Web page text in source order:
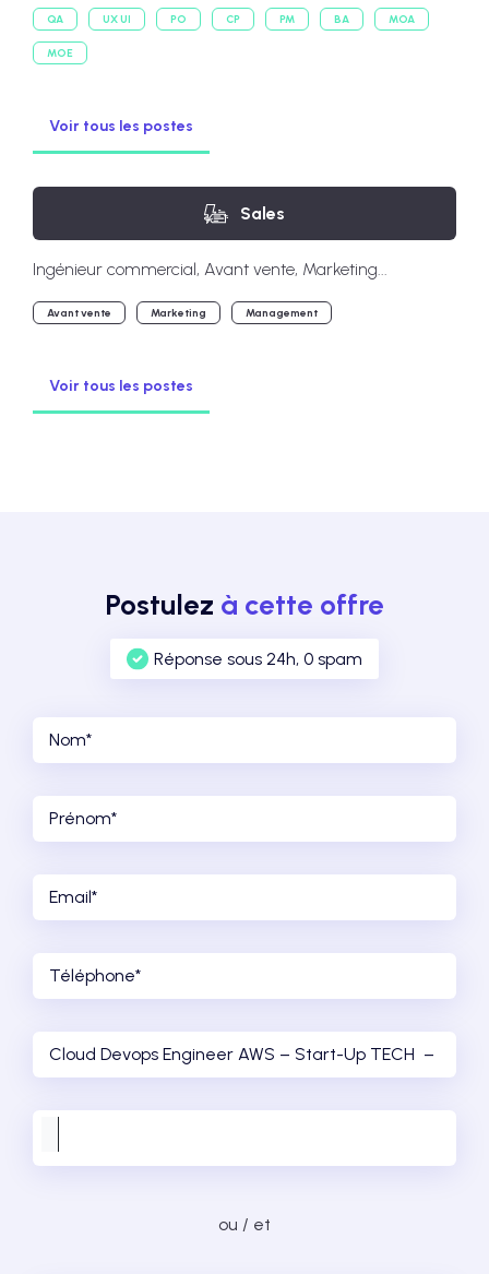
QA UX UI PO CP PM BA MOA
MOE
Voir tous les postes
Sales
Ingénieur commercial, Avant vente, Marketing...
Avant vente Marketing Management
Voir tous les postes
Postulez à cette offre
Réponse sous 24h, 0 spam
ou / et